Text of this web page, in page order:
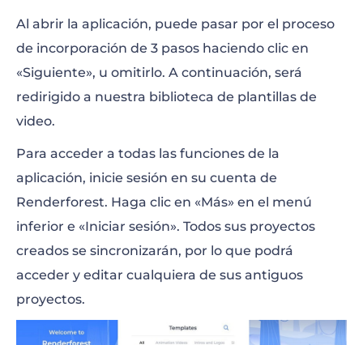
Al abrir la aplicación, puede pasar por el proceso
de incorporación de 3 pasos haciendo clic en
«Siguiente», u omitirlo. A continuación, será
redirigido a nuestra biblioteca de plantillas de
video.
Para acceder a todas las funciones de la
aplicación, inicie sesión en su cuenta de
Renderforest. Haga clic en «Más» en el menú
inferior e «Iniciar sesión». Todos sus proyectos
creados se sincronizarán, por lo que podrá
acceder y editar cualquiera de sus antiguos
proyectos.